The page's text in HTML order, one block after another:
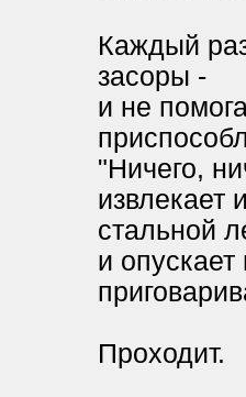
Каждый
засоры -
и не
"Ничего,
извлекает
стальной
и
Проходит.